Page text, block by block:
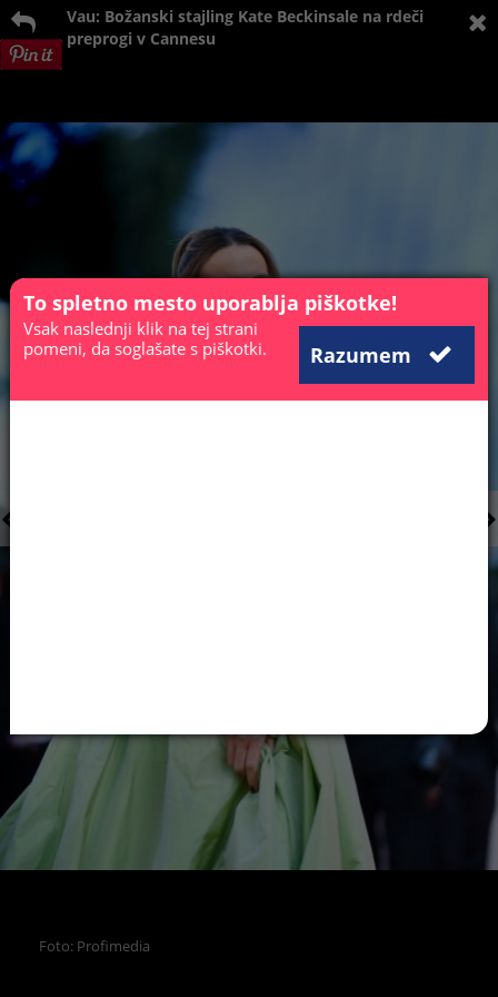
Vau: Božanski stajling Kate Beckinsale na rdeči
preprogi v Cannesu
Foto: Profimedia
To spletno mesto uporablja piškotke!
Razumem
Vsak naslednji klik na tej strani
pomeni, da soglašate s piškotki.